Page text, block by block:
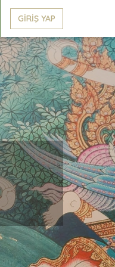
GİRİŞ YAP
ARA